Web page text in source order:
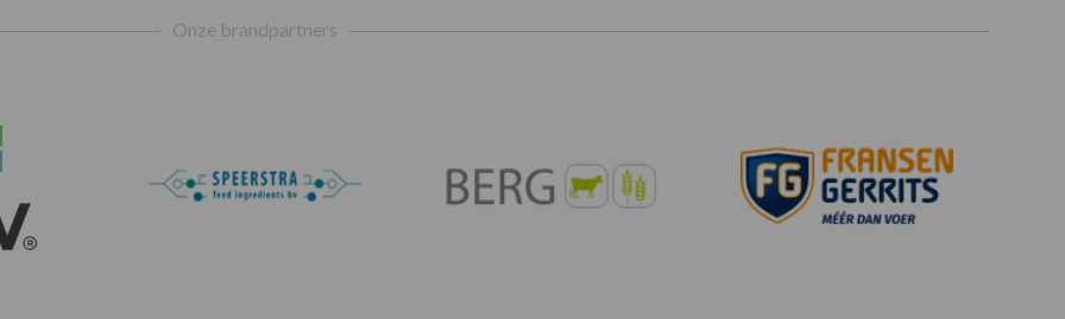
Onze brandpartners